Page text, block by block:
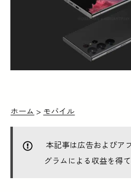
ホーム > モバイル
本記事は広告およびア
グラムによる収益を得て